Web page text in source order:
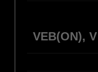
VEB(ON), V